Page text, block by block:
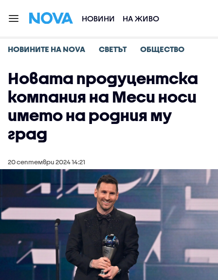
НОВИНИ НА ЖИВО
НОВИНИТЕ НА NOVA СВЕТЪТ ОБЩЕСТВО
Новата продуцентска
компания на Меси носи
името на родния му
град
20 септември 2024 14:21